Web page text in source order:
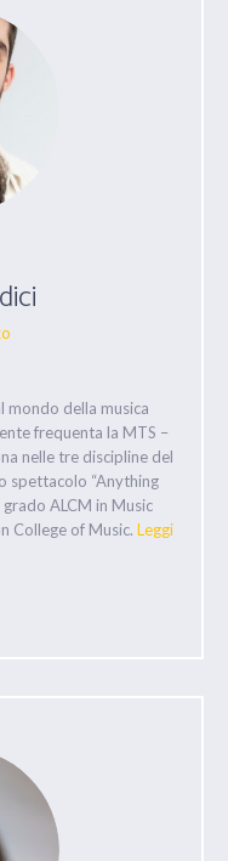
mondo della musica
frequenta la MTS –
nelle tre discipline del
spettacolo “Anything
ALCM in Music
College of Music.Leggi